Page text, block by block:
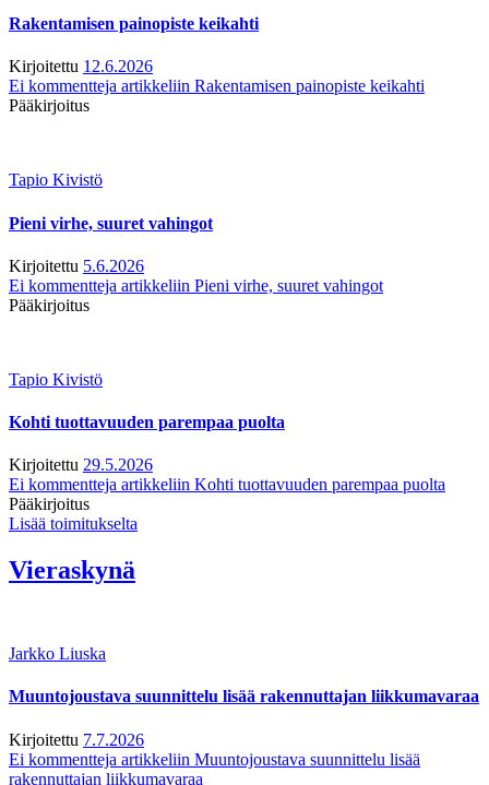
Rakentamisen painopiste keikahti
Kirjoitettu 12.6.2026
Ei kommentteja artikkeliin Rakentamisen painopiste keikahti
Pääkirjoitus
Tapio Kivistö
Pieni virhe, suuret vahingot
Kirjoitettu 5.6.2026
Ei kommentteja artikkeliin Pieni virhe, suuret vahingot
Pääkirjoitus
Tapio Kivistö
Kohti tuottavuuden parempaa puolta
Kirjoitettu 29.5.2026
Ei kommentteja artikkeliin Kohti tuottavuuden parempaa puolta
Pääkirjoitus
Lisää toimitukselta
Vieraskynä
Jarkko Liuska
Muuntojoustava suunnittelu lisää rakennuttajan liikkumavaraa
Kirjoitettu 7.7.2026
Ei kommentteja artikkeliin Muuntojoustava suunnittelu lisää
rakennuttajan liikkumavaraa